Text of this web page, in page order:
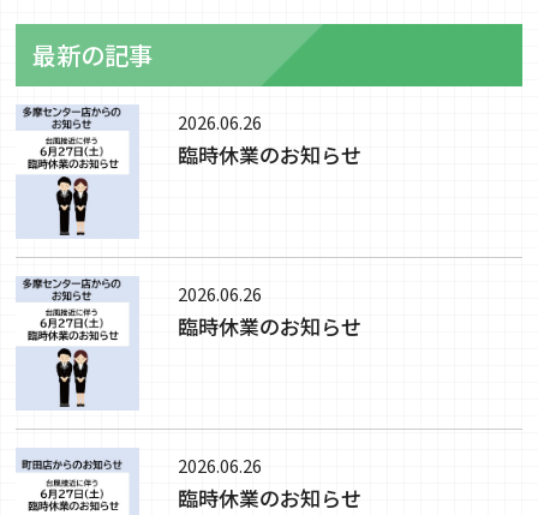
最新の記事
2026.06.26
臨時休業のお知らせ
2026.06.26
臨時休業のお知らせ
2026.06.26
臨時休業のお知らせ